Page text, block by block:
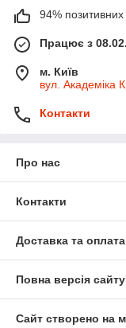
94% позитивних
Працює з
м. Київ
вул. Академіка
Контакти
Про нас
Контакти
Доставка та оплата
Повна версія сайту
Сайт створено на